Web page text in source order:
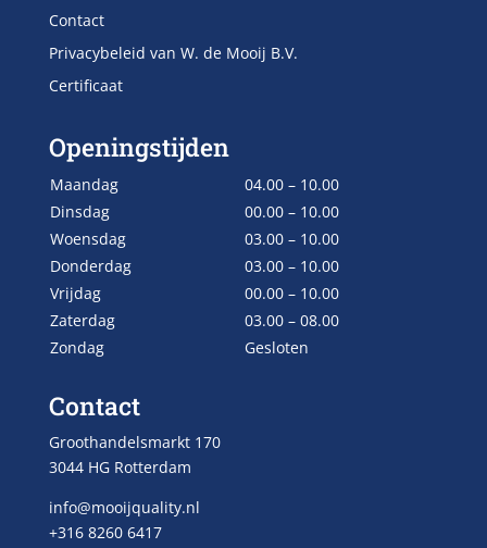
Contact
Privacybeleid van W. de Mooij B.V.
Certificaat
Openingstijden
Maandag
04.00 – 10.00
Dinsdag
00.00 – 10.00
Woensdag
03.00 – 10.00
Donderdag
03.00 – 10.00
Vrijdag
00.00 – 10.00
Zaterdag
03.00 – 08.00
Zondag
Gesloten
Contact
Groothandelsmarkt 170
3044 HG Rotterdam
info@mooijquality.nl
+316 8260 6417